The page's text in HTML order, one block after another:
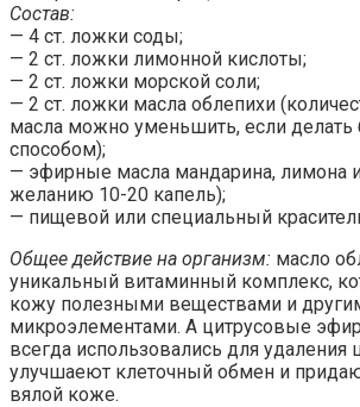
Состав:
— 4 ст. ложки соды;
— 2 ст. ложки лимонной кислоты;
— 2 ст. ложки морской соли;
— 2 ст. ложки масла облепихи
масла можно уменьшить, если
способом);
— эфирные масла мандарина, лимона
желанию 10-20 капель);
— пищевой или специальный
Общее действие на организм: масло
уникальный витаминный комплекс,
кожу полезными веществами и
микроэлементами. А цитрусовые
всегда использовались для удаления
улучшаеют клеточный обмен и
вялой коже.